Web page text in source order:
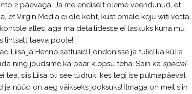
2 päevaga. Ja me endiselt oleme veendunud, et
et Virgin Media ei ole koht, kust omale koju wifi võtta.
alles, aga ma detailidesse ei laskuks kuna mu
lihtsalt taeva poole!
Liisa ja Henno sattusid Londonisse ja tulid ka külla
ning jõudsime ka paar klõpsu teha. Sain kaspecial
tea, siis Liisa oli see tüdruk, kes tegi ise pulmapäeval
ja nüüd on aeg väikseks jooksuks! Ilmaga on meil siin